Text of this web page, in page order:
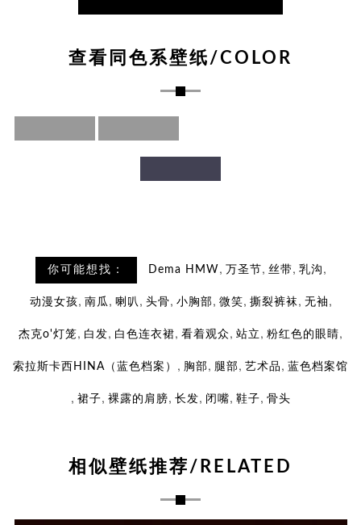
查看同色系壁纸/COLOR
你可能想找： Dema HMW , 万圣节 , 丝带, 乳沟 ,
动漫女孩, 南瓜 , 喇叭 , 头骨, 小胸部, 微笑, 撕裂裤袜, 无袖 ,
杰克o'灯笼 , 白发, 白色连衣裙, 看着观众, 站立 , 粉红色的眼睛,
索拉斯卡西HINA（蓝色档案） , 胸部, 腿部, 艺术品 , 蓝色档案馆
, 裙子, 裸露的肩膀, 长发, 闭嘴, 鞋子, 骨头
相似壁纸推荐/RELATED